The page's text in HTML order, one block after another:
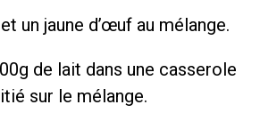
un jaune d’œuf au mélange.
de lait dans une casserole
sur le mélange.